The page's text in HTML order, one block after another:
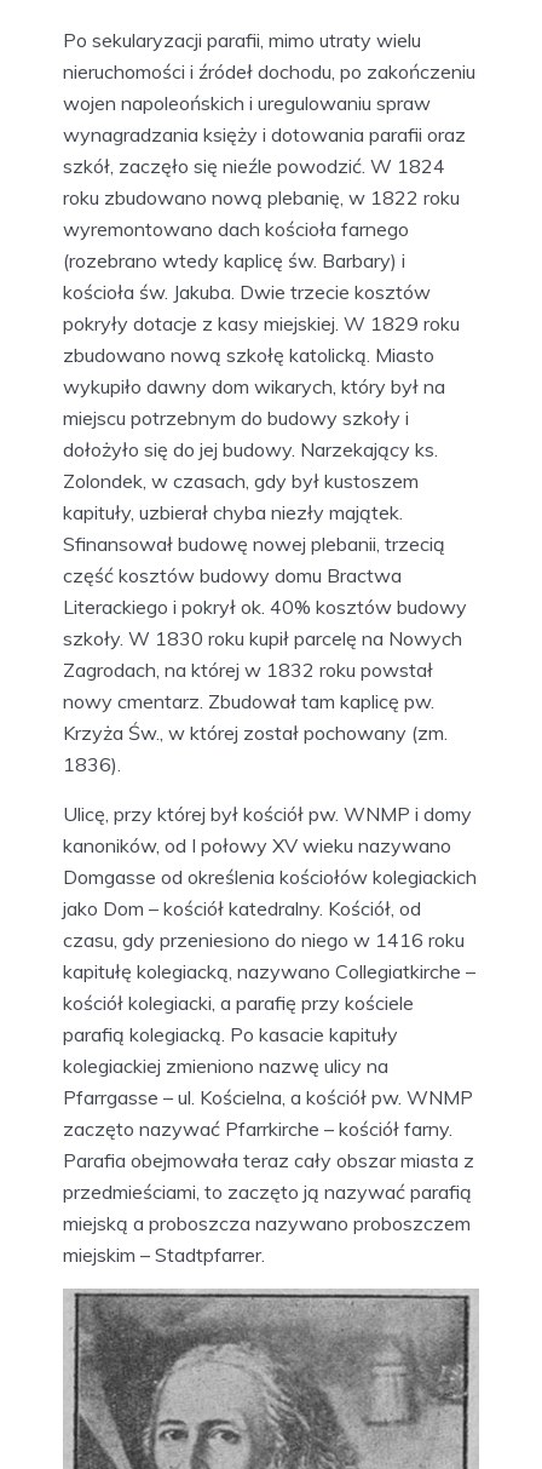
Po sekularyzacji parafii, mimo utraty wielu
nieruchomości i źródeł dochodu, po zakończeniu
wojen napoleońskich i uregulowaniu spraw
wynagradzania księży i dotowania parafii oraz
szkół, zaczęło się nieźle powodzić. W 1824
roku zbudowano nową plebanię, w 1822 roku
wyremontowano dach kościoła farnego
(rozebrano wtedy kaplicę św. Barbary) i
kościoła św. Jakuba. Dwie trzecie kosztów
pokryły dotacje z kasy miejskiej. W 1829 roku
zbudowano nową szkołę katolicką. Miasto
wykupiło dawny dom wikarych, który był na
miejscu potrzebnym do budowy szkoły i
dołożyło się do jej budowy. Narzekający ks.
Zolondek, w czasach, gdy był kustoszem
kapituły, uzbierał chyba niezły majątek.
Sfinansował budowę nowej plebanii, trzecią
część kosztów budowy domu Bractwa
Literackiego i pokrył ok. 40% kosztów budowy
szkoły. W 1830 roku kupił parcelę na Nowych
Zagrodach, na której w 1832 roku powstał
nowy cmentarz. Zbudował tam kaplicę pw.
Krzyża Św., w której został pochowany (zm.
1836).
Ulicę, przy której był kościół pw. WNMP i domy
kanoników, od I połowy XV wieku nazywano
Domgasse od określenia kościołów kolegiackich
jako Dom – kościół katedralny. Kościół, od
czasu, gdy przeniesiono do niego w 1416 roku
kapitułę kolegiacką, nazywano Collegiatkirche –
kościół kolegiacki, a parafię przy kościele
parafią kolegiacką. Po kasacie kapituły
kolegiackiej zmieniono nazwę ulicy na
Pfarrgasse – ul. Kościelna, a kościół pw. WNMP
zaczęto nazywać Pfarrkirche – kościół farny.
Parafia obejmowała teraz cały obszar miasta z
przedmieściami, to zaczęto ją nazywać parafią
miejską a proboszcza nazywano proboszczem
miejskim – Stadtpfarrer.